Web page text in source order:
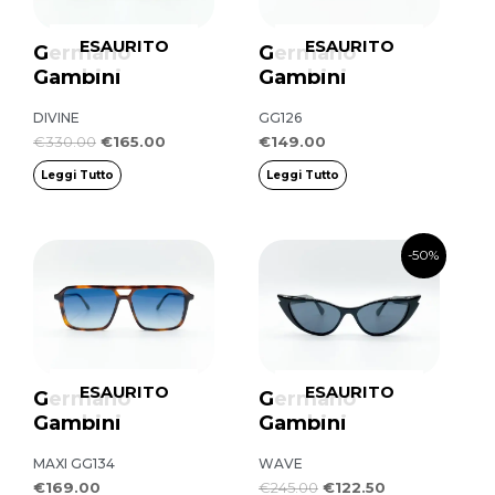
Germano
Gambini
ESAURITO
DIVINE
€330.00 €165.00
Leggi Tutto
Germano
Gambini
ESAURITO
GG126
€149.00
Leggi Tutto
Germano
Gambini
ESAURITO
MAXI GG134
€169.00
-50%
Germano
Gambini
ESAURITO
WAVE
€245.00
era:
€245.00.
€122.50
prezzo
è:
€122.50.